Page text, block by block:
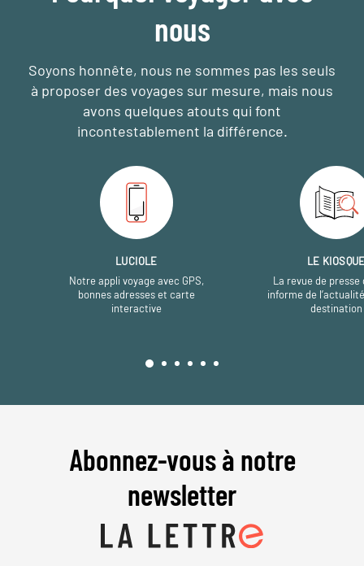
nous
Soyons honnête, nous ne sommes pas les seuls
à proposer des voyages sur mesure, mais nous
avons quelques atouts qui font
incontestablement la différence.
LUCIOLE
Notre appli voyage avec GPS,
bonnes adresses et carte
interactive
LE
La revue de presse
informe de
destination
Abonnez-vous à notre
newsletter